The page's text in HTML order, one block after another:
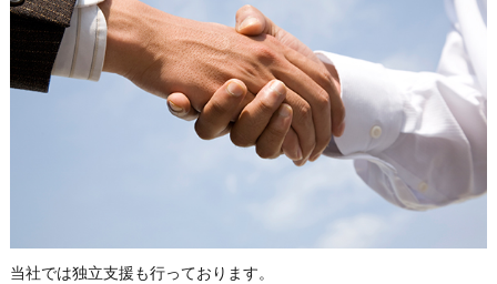
当社では独立支援も行っております。